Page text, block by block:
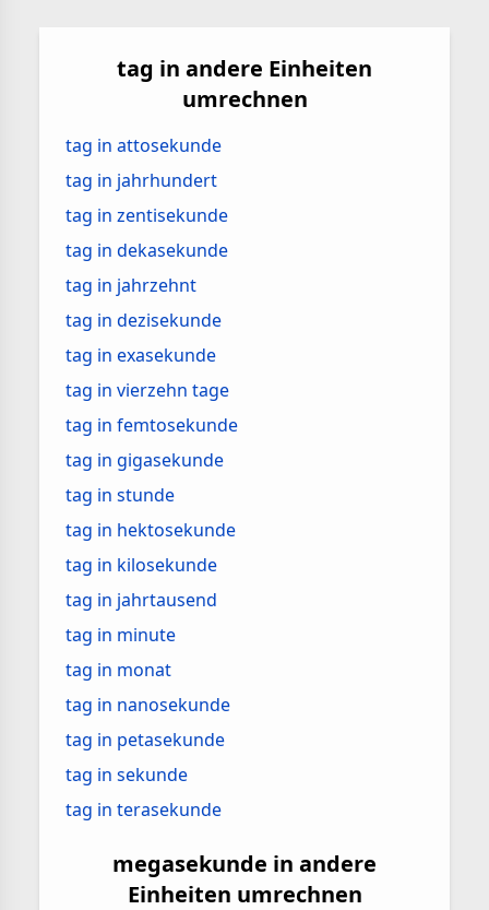
tag in andere Einheiten
umrechnen
tag in attosekunde
tag in jahrhundert
tag in zentisekunde
tag in dekasekunde
tag in jahrzehnt
tag in dezisekunde
tag in exasekunde
tag in vierzehn tage
tag in femtosekunde
tag in gigasekunde
tag in stunde
tag in hektosekunde
tag in kilosekunde
tag in jahrtausend
tag in minute
tag in monat
tag in nanosekunde
tag in petasekunde
tag in sekunde
tag in terasekunde
megasekunde in andere
Einheiten umrechnen